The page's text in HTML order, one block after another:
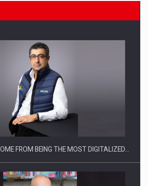
care nu se supun noilor
FROM BEING THE MOST DIGITALIZED…